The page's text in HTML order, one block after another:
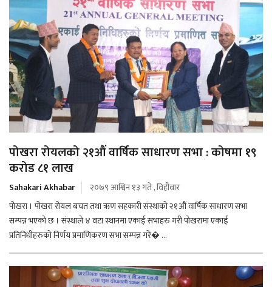
पोखरा रोयलको २१औं वार्षिक साधारण सभा : कोषमा १९
करोड ८१ लाख
Sahakari Akhabar
२०७९ आश्विन १३ गते , विहीवार
पोखरा । पोखरा रोयल बचत तथा ऋण सहकारी संस्थाको २१औं वार्षिक साधारण सभा
सम्पन्न भएको छ । संस्थाले ४ वटा स्थानमा एकाई सभाहरु गरी पोखरामा एकाई
प्रतिनिधीहरुको निर्णय प्रमाणिकरण सभा सम्पन्न गरे� ...